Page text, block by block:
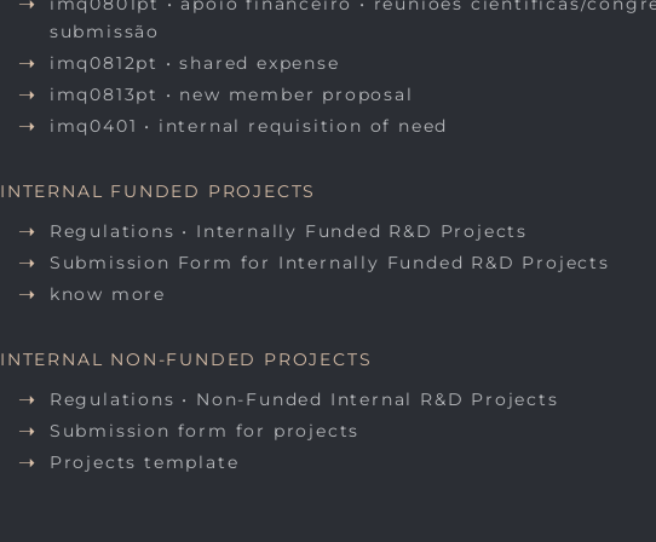
submissão
imq0812pt • shared expense
imq0813pt • new member proposal
imq0401 • internal requisition of need
INTERNAL FUNDED PROJECTS
Regulations • Internally Funded R&D Projects
Submission Form for Internally Funded R&D Projects
know more
INTERNAL NON-FUNDED PROJECTS
Regulations • Non-Funded Internal R&D Projects
Submission form for projects
Projects template